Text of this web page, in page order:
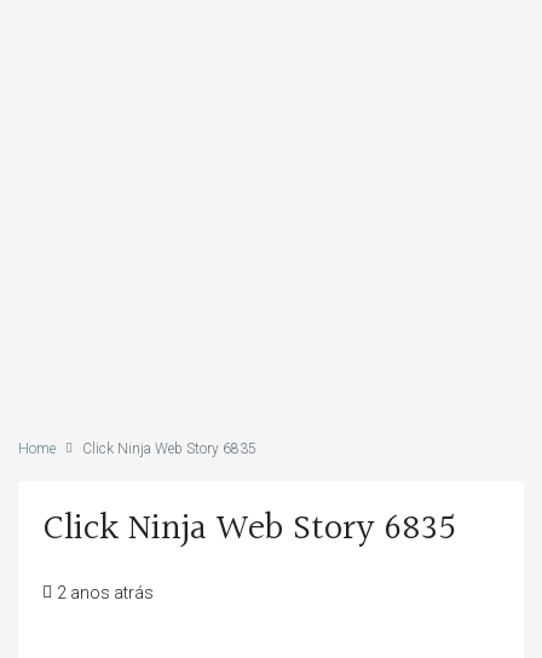
Home Click Ninja Web Story 6835
Click Ninja Web Story 6835
2 anos atrás